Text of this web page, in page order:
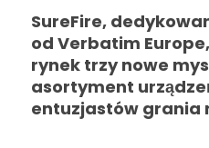
SureFire,
od Verbatim
rynek trzy nowe
asortyment
entuzjastów grania